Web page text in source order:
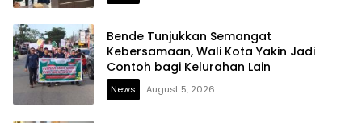
Bende Tunjukkan Semangat
Kebersamaan, Wali Kota Yakin Jadi
Contoh bagi Kelurahan Lain
News August 5, 2026